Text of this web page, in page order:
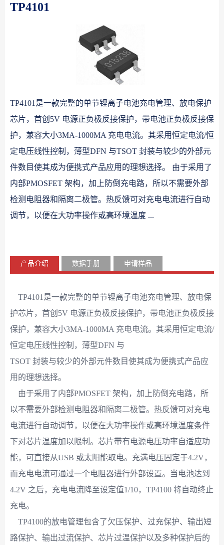
TP4101
TP4101是一款完整的单节锂离子电池充电管理、放电保护
芯片，首创5V 电源正负极反接保护，带电池正负极反接保
护，兼容大小3MA-1000MA 充电电流。其采用恒定电流/恒
定电压线性控制，薄型DFN 与TSOT 封装与较少的外部元
件数目使其成为便携式产品应用的理想选择。 由于采用了
内部PMOSFET 架构，加上防倒充电路，所以不需要外部
检测电阻器和隔离二极管。热反馈可对充电电流进行自动
调节，以便在大功率操作或高环境温度 ...
产品介绍 数据手册 申请样品
TP4101是一款完整的单节锂离子电池充电管理、放电保
护芯片，首创5V 电源正负极反接保护，带电池正负极反接
保护，兼容大小3MA-1000MA 充电电流。其采用恒定电流/
恒定电压线性控制，薄型DFN 与
TSOT 封装与较少的外部元件数目使其成为便携式产品应
用的理想选择。
由于采用了内部PMOSFET 架构，加上防倒充电路，所
以不需要外部检测电阻器和隔离二极管。热反馈可对充电
电流进行自动调节，以便在大功率操作或高环境温度条件
下对芯片温度加以限制。芯片带有电源电压功率自适应功
能，可直接从USB 或太阳能取电。充满电压固定于4.2V，
而充电电流可通过一个电阻器进行外部设置。当电池达到
4.2V 之后，充电电流降至设定值1/10，TP4100 将自动终止
充电。
TP4100的放电管理包含了欠压保护、过充保护、输出短
路保护、输出过流保护、芯片过温保护以及多种保护后的